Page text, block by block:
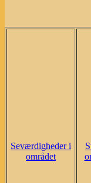
Seværdigheder i
området